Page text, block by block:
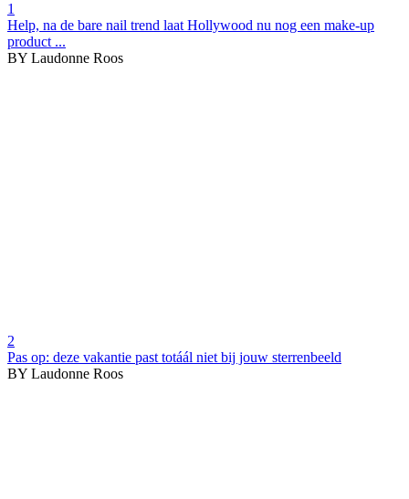
1
Help, na de bare nail trend laat Hollywood nu nog een make-up
product ...
BY Laudonne Roos
2
Pas op: deze vakantie past totáál niet bij jouw sterrenbeeld
BY Laudonne Roos